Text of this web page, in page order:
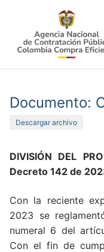
contenido
Documento:
Descargar archivo
DIVISIÓN DEL
Decreto 142 de
Con la reciente
2023 se
numeral 6 del
Con el fin de